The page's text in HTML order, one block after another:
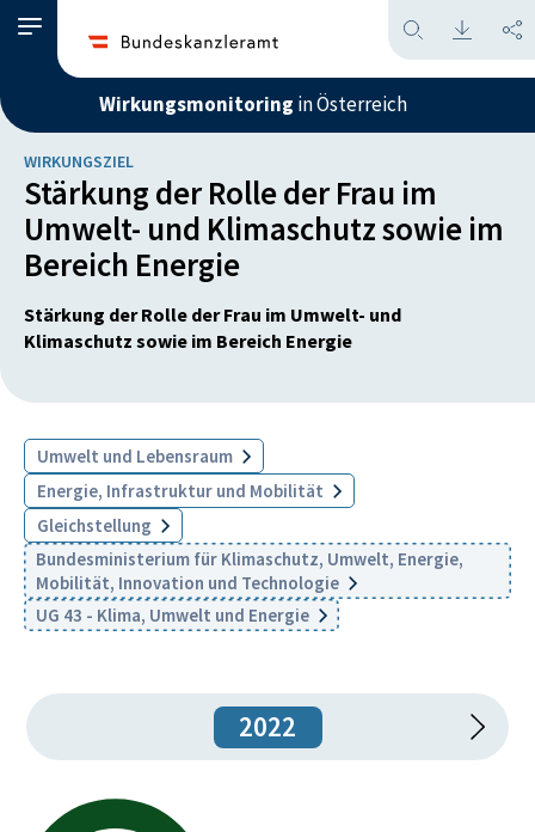
Wirkungsmonitoring in Österreich
WIRKUNGSZIEL
Stärkung der Rolle der Frau im
Umwelt- und Klimaschutz sowie im
Bereich Energie
Stärkung der Rolle der Frau im Umwelt- und
Klimaschutz sowie im Bereich Energie
Umwelt und Lebensraum
Energie, Infrastruktur und Mobilität
Gleichstellung
Bundesministerium für Klimaschutz, Umwelt, Energie,
Mobilität, Innovation und Technologie
UG 43 - Klima, Umwelt und Energie
2022